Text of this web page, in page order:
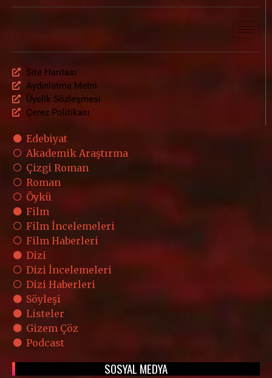
Site Haritası
Aydınlatma Metni
Üyelik Sözleşmesi
Çerez Politikası
Edebiyat
Akademik Araştırma
Çizgi Roman
Roman
Öykü
Film
Film İncelemeleri
Film Haberleri
Dizi
Dizi İncelemeleri
Dizi Haberleri
Söyleşi
Listeler
Gizem Çöz
Podcast
SOSYAL MEDYA